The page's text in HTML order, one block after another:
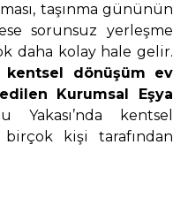
taşınma gününün
sorunsuz yerleşme
daha kolay hale gelir.
kentsel dönüşüm ev
Kurumsal Eşya
Yakası’nda kentsel
kişi tarafından